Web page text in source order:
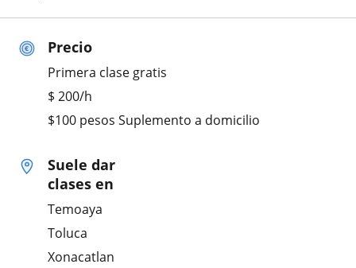
Precio
Primera clase gratis
$ 200/h
$100 pesos Suplemento a domicilio
Suele dar
clases en
Temoaya
Toluca
Xonacatlan